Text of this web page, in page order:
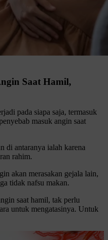
Saat Hamil,
pada siapa saja, termasuk
masuk angin saat
di antaranya ialah karena
rahim.
akan merasakan gejala lain,
tidak nafsu makan.
saat hamil, tak perlu
untuk mengatasinya. Untuk